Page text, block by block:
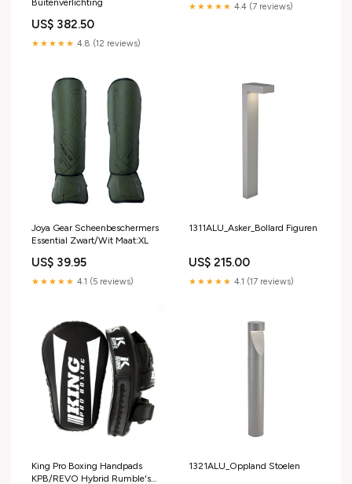
US$ 382.50
★★★★★ 4.8 (12 reviews)
★★★★★ 4.4 (7 reviews)
Joya Gear Scheenbeschermers
Essential Zwart/Wit Maat:XL
US$ 39.95
★★★★★ 4.1 (5 reviews)
1311ALU_Asker_Bollard Figuren
US$ 215.00
★★★★★ 4.1 (17 reviews)
King Pro Boxing Handpads
KPB/REVO Hybrid Rumble's
1321ALU_Oppland Stoelen